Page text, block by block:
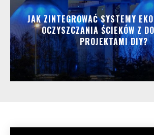
JAK ZINTEGROWAĆ SYSTEMY
OCZYSZCZANIA ŚCIEKÓW Z
PROJEKTAMI DIY?